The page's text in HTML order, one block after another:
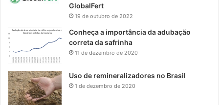
GlobalFert
19 de outubro de 2022
Conheça a importância da adubação
correta da safrinha
11 de dezembro de 2020
Uso de remineralizadores no Brasil
1 de dezembro de 2020